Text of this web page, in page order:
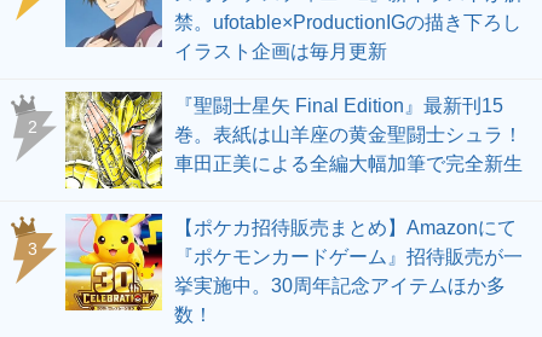
禁。ufotable×ProductionIGの描き下ろし
イラスト企画は毎月更新
2
『聖闘士星矢 Final Edition』最新刊15
巻。表紙は山羊座の黄金聖闘士シュラ！
車田正美による全編大幅加筆で完全新生
3
【ポケカ招待販売まとめ】Amazonにて
『ポケモンカードゲーム』招待販売が一
挙実施中。30周年記念アイテムほか多
数！